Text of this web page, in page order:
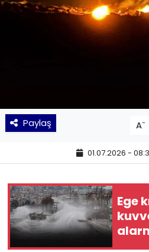
Paylaş A-
01.07.2026 -
Ege
KÜLTÜR SANAT
MAGAZİN
Siyaset
TEKNOLOJİ
Yaşam
YEREL POLİTİKA